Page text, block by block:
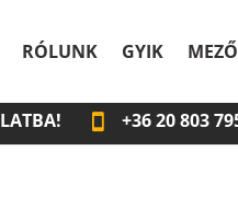
RÓLUNK GYIK
+3620 803